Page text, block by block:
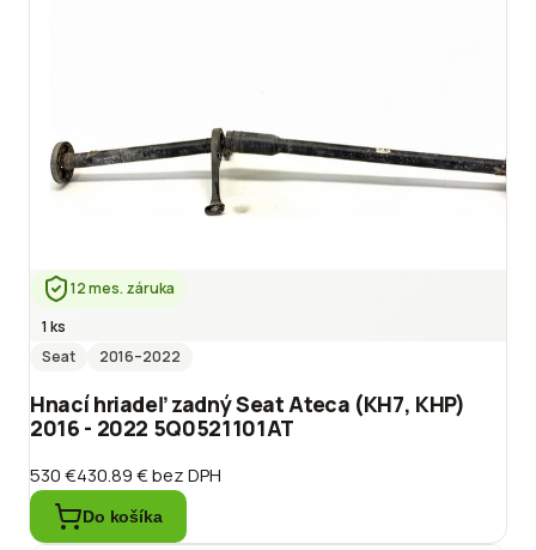
12 mes. záruka
1 ks
Seat
2016–2022
Hnací hriadeľ zadný Seat Ateca (KH7, KHP)
2016 - 2022 5Q0521101AT
530 €430.89 €bez DPH
Do košíka